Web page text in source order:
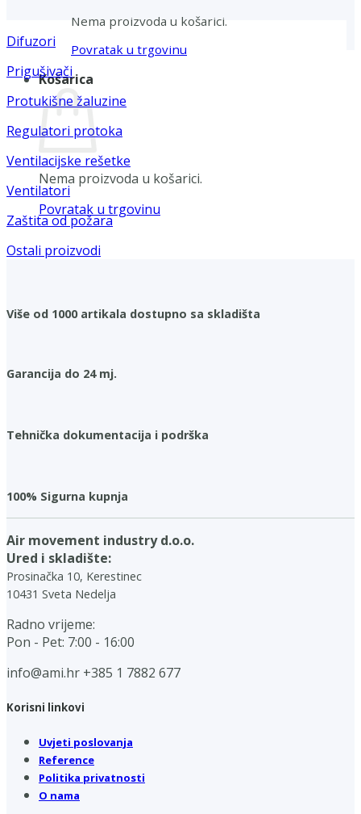
Nema proizvoda u košarici.
Povratak u trgovinu
Košarica
Nema proizvoda u košarici.
Povratak u trgovinu
Difuzori
Prigušivači
Protukišne žaluzine
Regulatori protoka
Ventilacijske rešetke
Ventilatori
Zaštita od požara
Ostali proizvodi
Više od 1000 artikala dostupno sa skladišta
Garancija do 24 mj.
Tehnička dokumentacija i podrška
100% Sigurna kupnja
Air movement industry d.o.o.
Ured i skladište:
Prosinačka 10, Kerestinec
10431 Sveta Nedelja
Radno vrijeme:
Pon - Pet: 7:00 - 16:00
info@ami.hr +385 1 7882 677
Korisni linkovi
Uvjeti poslovanja
Reference
Politika privatnosti
O nama